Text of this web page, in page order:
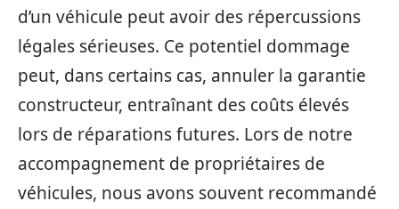
d’un véhicule peut avoir des répercussions
légales sérieuses. Ce potentiel dommage
peut, dans certains cas, annuler la garantie
constructeur, entraînant des coûts élevés
lors de réparations futures. Lors de notre
accompagnement de propriétaires de
véhicules, nous avons souvent recommandé